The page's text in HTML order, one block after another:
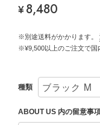
¥8,480
※別途送料がかかります。
※¥9,500以上のご注文で国
種類
ABOUT US 内の留意事